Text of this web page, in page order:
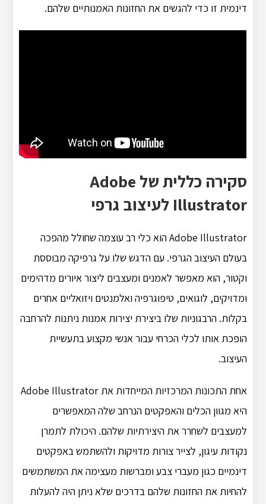
דינמית זו כדי להגשים את החזונות האמנותיים שלהם.
סקירה כללית של Adobe
Illustrator לעיצוב גרפי
Adobe Illustrator הוא כלי רב עוצמה שחולל מהפכה
בעולם העיצוב הגרפי. עם הדגש שלו על גרפיקה מבוססת
וקטור, הוא מאפשר לאמנים ומעצבים ליצור איורים מדהימים
ומדויקים, לוגואים, טיפוגרפיה ואלמנטים ויזואליים אחרים
בקלות. הרבגוניות שלו ביצירת יצירות אמנות ניתנות להרחבה
הופכת אותו לכלי הכרחי עבור אנשי מקצוע בתעשיית
העיצוב.
אחת התכונות המרכזיות המייחדות את Adobe Illustrator
היא מגוון הכלים והאפקטים הנרחב שלה המאפשרים
למעצבים לשחרר את היצירתיות שלהם. היכולת לתמרן
נקודות עיגון, לצייר צורות מדויקות ולהשתמש באפקטים
דינמיים כגון מעברי צבע ומברשות מעצימה את המשתמשים
להחיות את החזונות שלהם בדרכים שלא ניתן היה להעלות